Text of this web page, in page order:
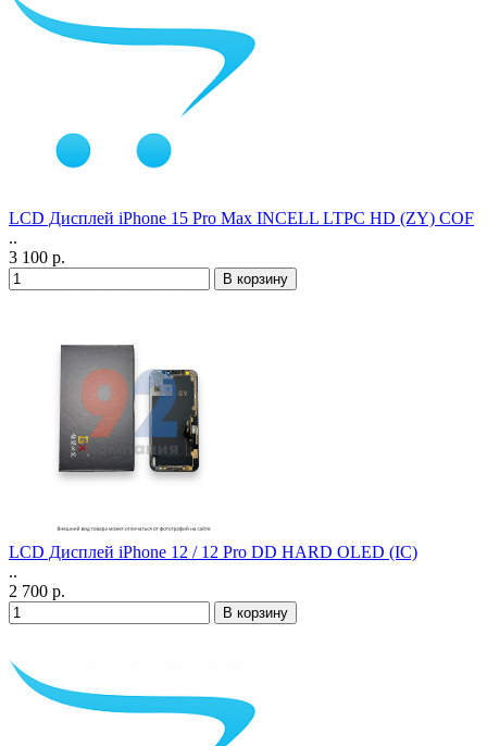
LCD Дисплей iPhone 15 Pro Max INCELL LTPC HD (ZY) COF
..
3 100 р.
LCD Дисплей iPhone 12 / 12 Pro DD HARD OLED (IC)
..
2 700 р.